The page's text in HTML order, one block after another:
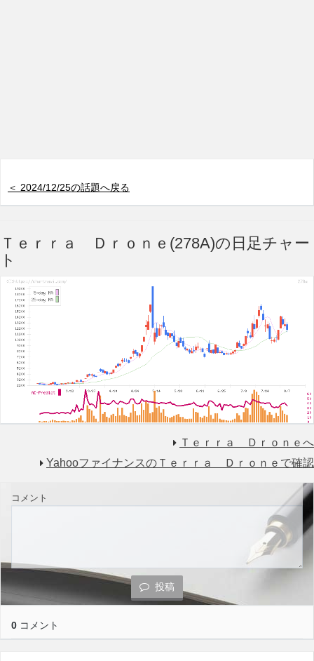
＜ 2024/12/25の話題へ戻る
Ｔｅｒｒａ Ｄｒｏｎｅ(278A)の日足チャー
ト
Ｔｅｒｒａ Ｄｒｏｎｅへ
YahooファイナンスのＴｅｒｒａ Ｄｒｏｎｅで確認
コメント
投稿
0 コメント